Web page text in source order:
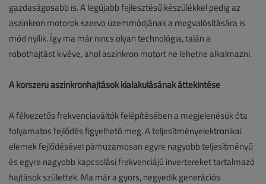
gazdaságosabb is. A legújabb fejlesztésű készülékkel pedig az
aszinkron motorok szervo üzemmódjának a megvalósítására is
mód nyílik. Így ma már nincs olyan technológia, talán a
robothajtást kivéve, ahol aszinkron motort ne lehetne alkalmazni.
A korszerű aszinkronhajtások kialakulásának áttekintése
A félvezetős frekvenciaváltók felépítésében a megjelenésük óta
folyamatos fejlődés figyelhető meg. A teljesítményelektronikai
elemek fejlődésével párhuzamosan egyre nagyobb teljesítményű
és egyre nagyobb kapcsolási frekvenciájú invertereket tartalmazó
hajtások születtek. Ma már a gyors, negyedik generációs